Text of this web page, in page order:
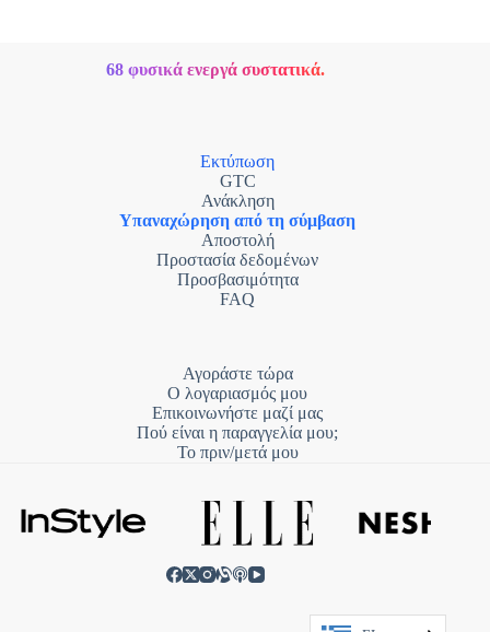
68 φυσικά ενεργά συστατικά.
Εκτύπωση
GTC
Ανάκληση
Υπαναχώρηση από τη σύμβαση
Αποστολή
Προστασία δεδομένων
Προσβασιμότητα
FAQ
Αγοράστε τώρα
Ο λογαριασμός μου
Επικοινωνήστε μαζί μας
Πού είναι η παραγγελία μου;
Το πριν/μετά μου